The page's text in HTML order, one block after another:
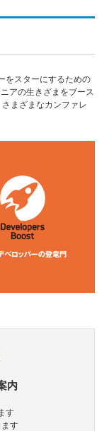
をスターにするための
アの生きざまをブース
まざまなカンファレ
内
す
す